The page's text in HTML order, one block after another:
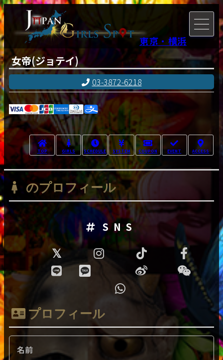
東京・横浜
女帝(ジョテイ)
03-3872-6218
TOP GIRLS SCHEDULE SYSTEM COUPON EVENT ACCESS
のプロフィール
SNS
プロフィール
名前